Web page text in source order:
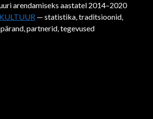
arendamiseks aastatel 2014–2020
— statistika, traditsioonid,
pärand, partnerid, tegevused